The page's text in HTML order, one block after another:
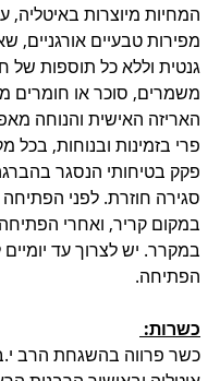
המחיות מיוצרות באיטליה,
מפירות טבעיים אורגניים,
גנטית וללא כל תוספות של
משמרים, סוכר או חומרים
האריזה האישית והנוחה
פרי בזמינות ובנוחות, בכל
פקק בטיחותי הנסגר
סגירה חוזרת. לפני
במקום קריר, ואחרי
במקרר. יש לצרוך עד
הפתיחה.
כשרות:
כשר פרווה בהשגחת הרב